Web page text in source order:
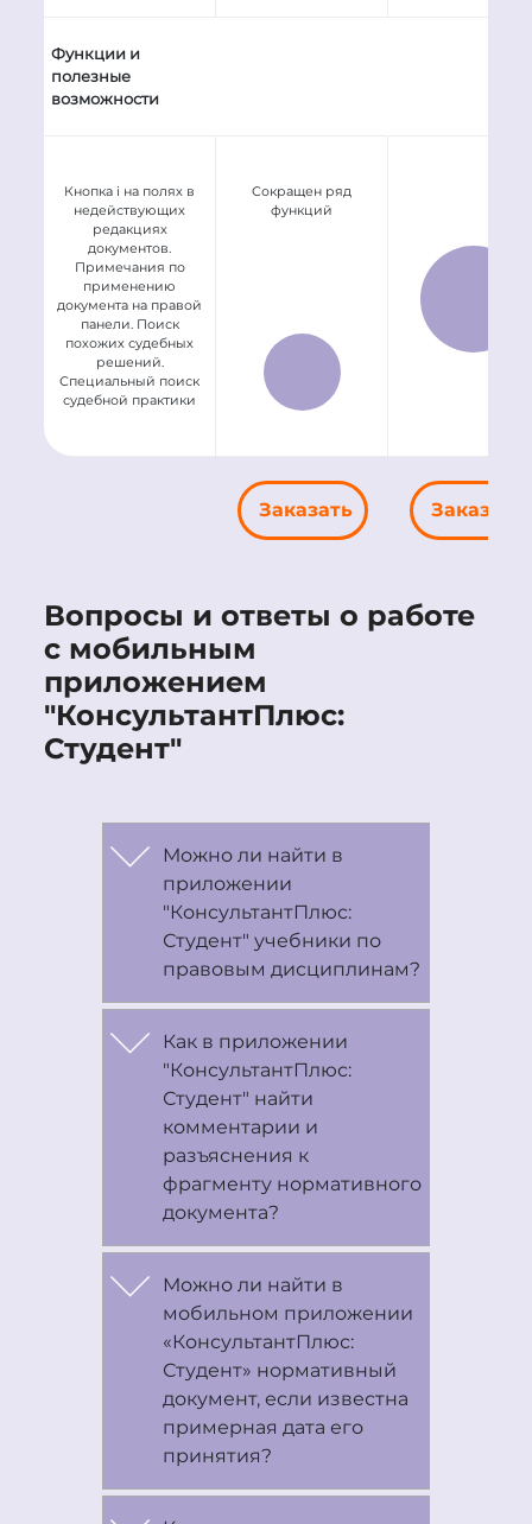
Функции и
полезные
возможности
Кнопка i на полях в
недействующих
редакциях
документов.
Примечания по
применению
документа на правой
панели. Поиск
похожих судебных
решений.
Специальный поиск
судебной практики
Сокращен ряд
функций
Заказать Заказать
Вопросы и ответы о работе
с мобильным
приложением
"КонсультантПлюс:
Студент"
Можно ли найти в
приложении
"КонсультантПлюс:
Студент" учебники по
правовым дисциплинам?
Как в приложении
"КонсультантПлюс:
Студент" найти
комментарии и
разъяснения к
фрагменту нормативного
документа?
Можно ли найти в
мобильном приложении
«КонсультантПлюс:
Студент» нормативный
документ, если известна
примерная дата его
принятия?